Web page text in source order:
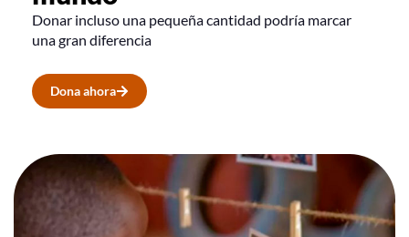
Donar incluso una pequeña cantidad podría marcar
una gran diferencia
Dona ahora